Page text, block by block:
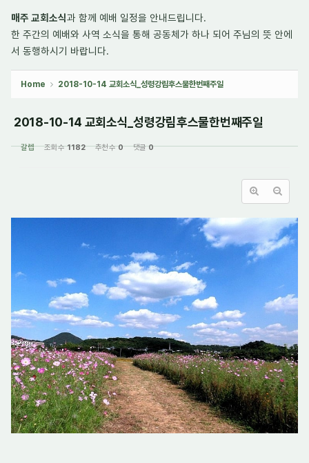
매주 교회소식과 함께 예배 일정을 안내드립니다.
한 주간의 예배와 사역 소식을 통해 공동체가 하나 되어 주님의 뜻 안에
서 동행하시기 바랍니다.
Home 2018-10-14 교회소식_성령강림후스물한번째주일
2018-10-14 교회소식_성령강림후스물한번째주일
갈렙 조회 수1182 추천 수0 댓글0